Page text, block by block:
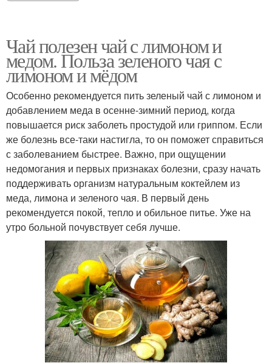
Чай полезен чай с лимоном и
медом. Польза зеленого чая с
лимоном и мёдом
Особенно рекомендуется пить зеленый чай с лимоном и
добавлением меда в осенне-зимний период, когда
повышается риск заболеть простудой или гриппом. Если
же болезнь все-таки настигла, то он поможет справиться
с заболеванием быстрее. Важно, при ощущении
недомогания и первых признаках болезни, сразу начать
поддерживать организм натуральным коктейлем из
меда, лимона и зеленого чая. В первый день
рекомендуется покой, тепло и обильное питье. Уже на
утро больной почувствует себя лучше.